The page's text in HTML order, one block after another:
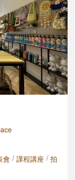
會 / 課程講座 / 拍